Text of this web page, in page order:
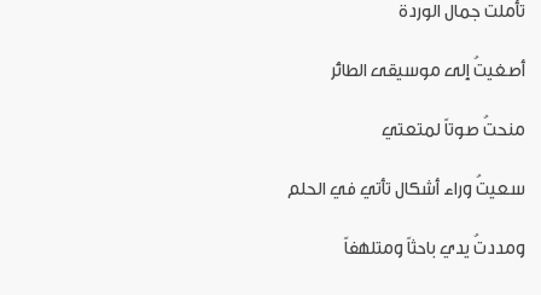
تأملتُ جمال الوردة
أصغيتُ إلى موسيقى الطائر
منحتُ صوتاً لمتعتي
سعيتُ وراء أشكال تأتي في الحلم
ومددتُ يدي باحثاً ومتلهفاً